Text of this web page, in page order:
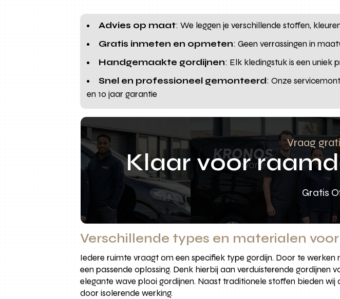
Advies op maat: We leggen je verschillende stoffen,
Gratis inmeten en opmeten: Geen verrassingen in
Handgemaakte gordijnen: Elk kledingstuk is een uniek
Snel en professioneel gemonteerd: Onze
en 10 jaar garantie
Vraag
Klaar voor
Gratis
Verschillende types en materialen
Iedere ruimte vraagt om een specifiek type gordijn. Door te
een passende oplossing. Denk hierbij aan verduisterende
elegante wave plooi gordijnen. Naast traditionele stoffen bieden
door isolerende werking.